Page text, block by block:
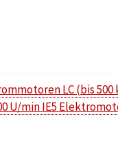
LC (bis 500
U/min IE5